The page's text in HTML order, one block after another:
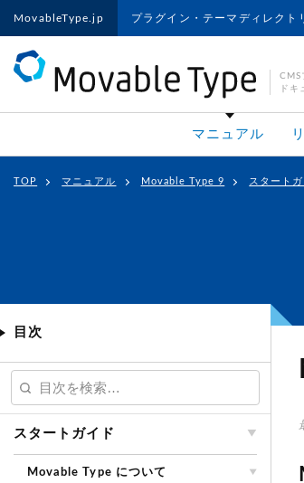
MovableType.jp プラグイン・テーマディレクト
CMS
ドキ
マニュアル
TOP マニュアル Movable Type 9 スタート
目次
スタートガイド
Movable Type について